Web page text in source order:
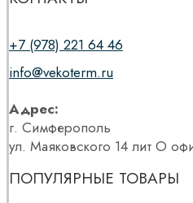
+7 (978) 221 64 46
info@vekoterm.ru
Адрес:
г. Симферополь
ул. Маяковского 14 лит О
ПОПУЛЯРНЫЕ ТОВАРЫ